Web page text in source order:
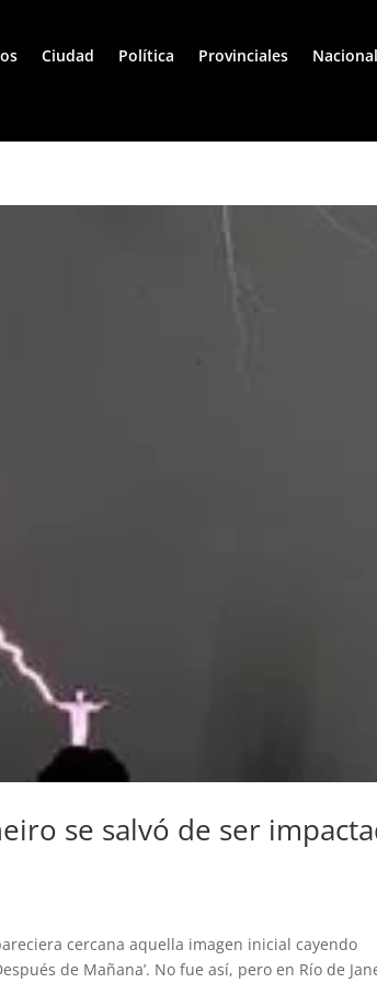
Ciudad Política Provinciales
se salvó de ser
cercana aquella imagen inicial cayendo
de Mañana’. No fue así, pero en Río de